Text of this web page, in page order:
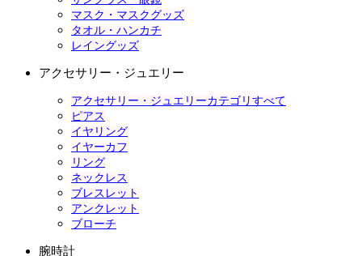
マスク・マスクグッズ
タオル・ハンカチ
レイングッズ
アクセサリー・ジュエリー
アクセサリー・ジュエリーカテゴリすべて
ピアス
イヤリング
イヤーカフ
リング
ネックレス
ブレスレット
アンクレット
ブローチ
腕時計